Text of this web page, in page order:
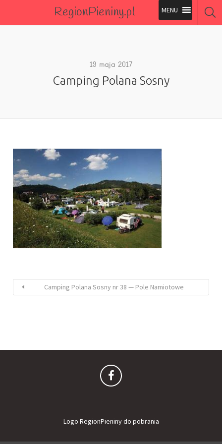
RegionPieniny.pl
Wszystkie Obiekty
19 maja 2017
Camping Polana Sosny
Camping Polana Sosny nr 38 — Pole Namiotowe
Logo RegionPieniny do pobrania